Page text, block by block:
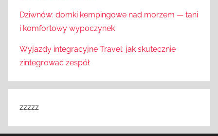
Dziwnów: domki kempingowe nad morzem — tani
i komfortowy wypoczynek
Wyjazdy integracyjne Travel: jak skutecznie
zintegrować zespół
zzzzz